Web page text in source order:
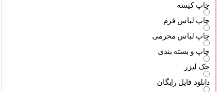
چاپ کیسه
چاپ لباس فرم
چاپ لباس محرمی
چاپ و بسته بندی
حک لیزر
دانلود فایل رایگان